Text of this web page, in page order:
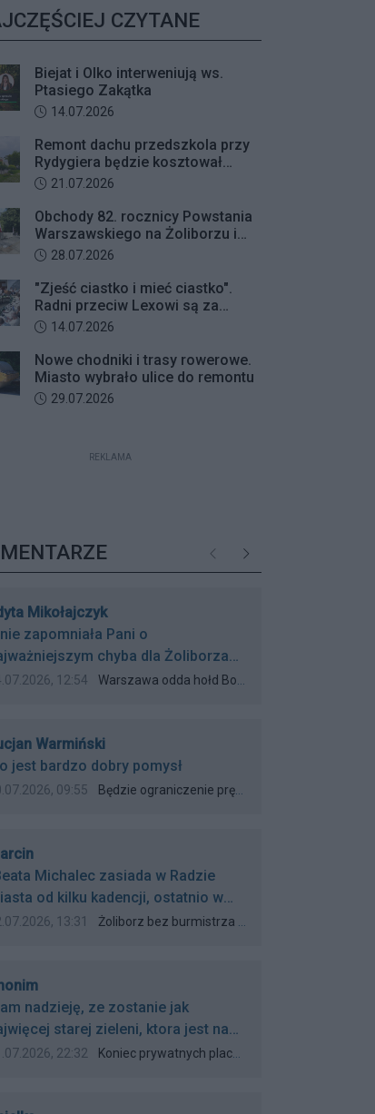
CZYTANE
Biejat i Olko interweniują ws.
Ptasiego Zakątka
Data dodania artykułu:
14.07.2026
Remont dachu przedszkola przy
Rydygiera będzie kosztował
prawie tyle co jego budowa
Data dodania artykułu:
21.07.2026
Obchody 82. rocznicy Powstania
Warszawskiego na Żoliborzu i
Bielanach
Data dodania artykułu:
28.07.2026
"Zjeść ciastko i mieć ciastko".
Radni przeciw Lexowi są za
propozycjami deweloperów?
Data dodania artykułu:
14.07.2026
Nowe chodniki i trasy rowerowe.
Miasto wybrało ulice do remontu
Data dodania artykułu:
29.07.2026
REKLAMA
PoprzednieNastępne
komentarza:
Mikołajczyk
komentarza:
zapomniała Pani o
chyba dla Żoliborza
czyli uroczystości przy
Żołnierzy Żywiciela przy ul. ks. J.
dodania komentarza:
12:54 Źródło komentarza:
Warszawa odda hołd Bohaterom. Znamy program obchodów 82. rocznicy Powstania Warszawskiego
komentarza:
Warmiński
komentarza:
jest bardzo dobry pomysł
dodania komentarza:
09:55 Źródło komentarza:
Będzie ograniczenie prędkości na ul. Potockiej?
komentarza:
komentarza:
Michalec zasiada w Radzie
od kilku kadencji, ostatnio w
2018-2023​.” W maju 2024
Od ilu? Od jednej. Bo
zasiadała w Radzie tylko w
2018–2023. Więcej
dziennikarskiej.
dodania komentarza:
13:31 Źródło komentarza:
Żoliborz bez burmistrza - Paweł Michalec oficjalnie burmistrzem Wawra
komentarza:
komentarza:
nadzieję, ze zostanie jak
starej zieleni, ktora jest na
zlota w miastach w Polsce. Za
dodania komentarza:
22:32 Źródło komentarza:
Koniec prywatnych placów zabaw. Zielona przestrzeń przy Krasińskiego dla wszystkich mieszkańców